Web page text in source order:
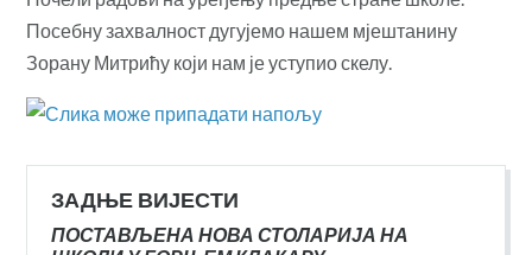
Посебну захвалност дугујемо нашем мјештанину
Зорану Митрићу који нам је уступио скелу.
ЗАДЊЕ ВИЈЕСТИ
ПОСТАВЉЕНА НОВА СТОЛАРИЈА НА